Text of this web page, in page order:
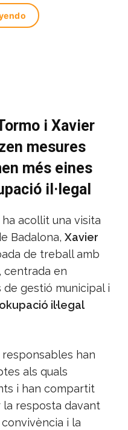
i Xavier
mesures
més eines
il·legal
ha acollit una visita
Badalona, Xavier
de treball amb
, centrada en
de gestió municipal i
okupació il·legal
han
als quals
i han compartit
resposta davant
i la